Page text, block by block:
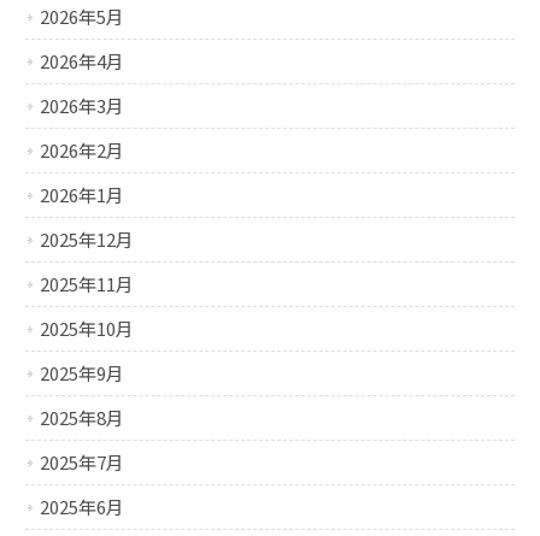
2026年5月
2026年4月
2026年3月
2026年2月
2026年1月
2025年12月
2025年11月
2025年10月
2025年9月
2025年8月
2025年7月
2025年6月